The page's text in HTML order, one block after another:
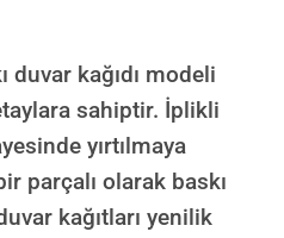
kağıdı modeli
sahiptir. İplikli
yırtılmaya
parçalı olarak baskı
kağıtları yenilik